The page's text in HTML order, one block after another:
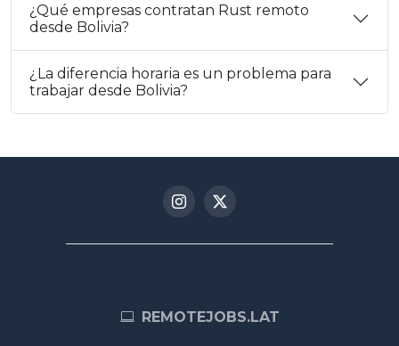
¿Qué empresas contratan Rust remoto
desde Bolivia?
¿La diferencia horaria es un problema para
trabajar desde Bolivia?
REMOTEJOBS.LAT